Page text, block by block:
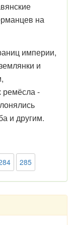
на
империи,
и
ремёсла -
и другим.
285